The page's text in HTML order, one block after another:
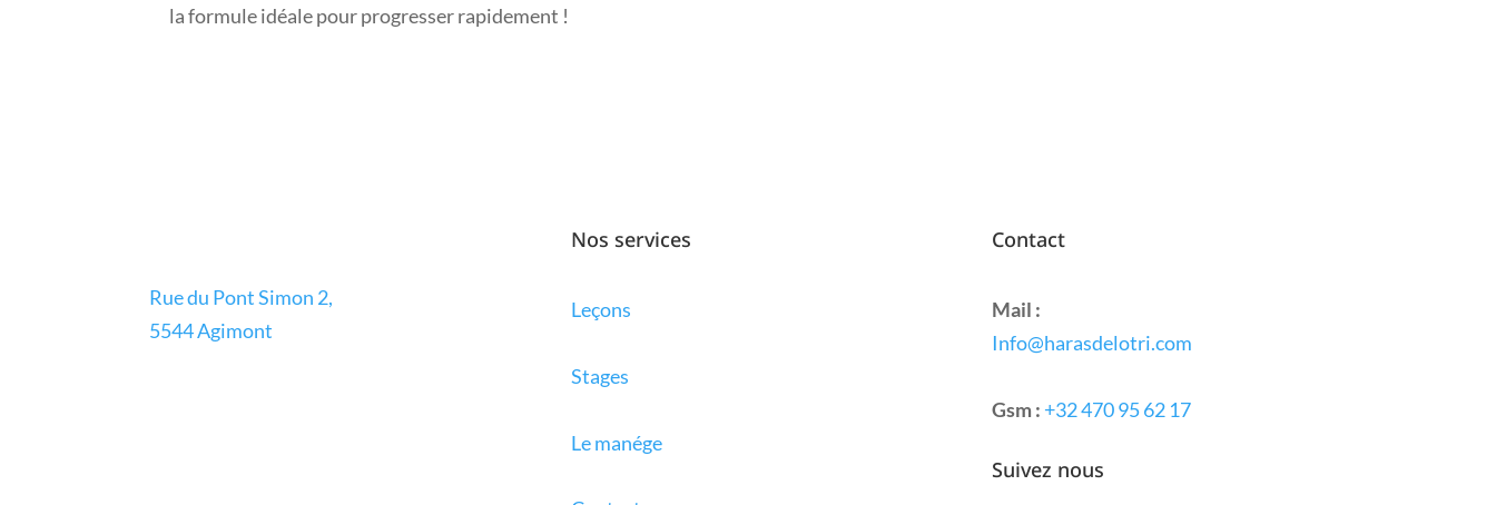
la formule idéale pour progresser rapidement !
Rue du Pont Simon 2,
5544 Agimont
Nos services
Leçons
Stages
Le manége
Contact
Mail :
Info@harasdelotri.com
Gsm : +32 470 95 62 17
Suivez nous